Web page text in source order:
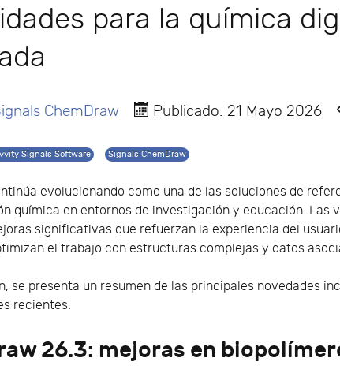
para la química
ChemDraw Publicado: 21 Mayo 2026
Signals Software Signals ChemDraw
evolucionando como una de las soluciones de
química en entornos de investigación y educación. Las
significativas que refuerzan la experiencia del
el trabajo con estructuras complejas y datos
se presenta un resumen de las principales novedades
recientes.
26.3: mejoras en